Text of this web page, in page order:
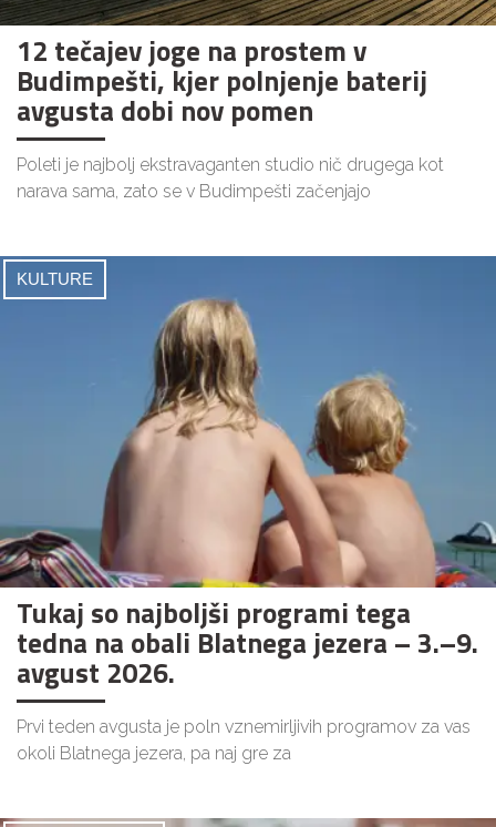
12 tečajev joge na prostem v
Budimpešti, kjer polnjenje baterij
avgusta dobi nov pomen
Poleti je najbolj ekstravaganten studio nič drugega kot
narava sama, zato se v Budimpešti začenjajo
KULTURE
Tukaj so najboljši programi tega
tedna na obali Blatnega jezera – 3.–9.
avgust 2026.
Prvi teden avgusta je poln vznemirljivih programov za vas
okoli Blatnega jezera, pa naj gre za